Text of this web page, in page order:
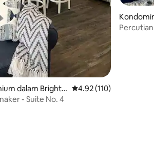
5, 257 ulasan
dalam Brighto Penarafan purata 4.92
4.92 (110)
- Suite No. 4
West